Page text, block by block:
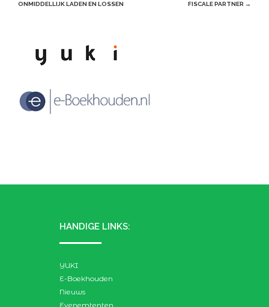
ONMIDDELLIJK LADEN EN LOSSEN FISCALE PARTNER →
HANDIGE LINKS:
YUKI
E-Boekhouden
Nieuws
Evenemtenten